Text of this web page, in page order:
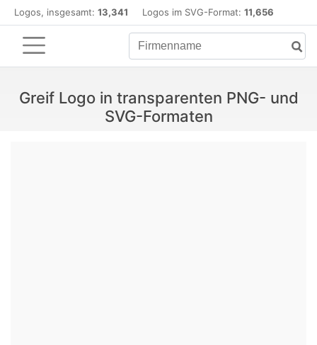
Logos, insgesamt: 13,341 Logos im SVG-Format: 11,656
Greif Logo in transparenten PNG- und
SVG-Formaten